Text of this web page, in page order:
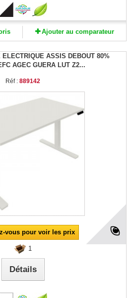
Ajouter au comparateur
ASSIS DEBOUT 80%
AGEC GUERA LUT Z2...
Réf : 889142
vous pour voir les prix
1
Détails